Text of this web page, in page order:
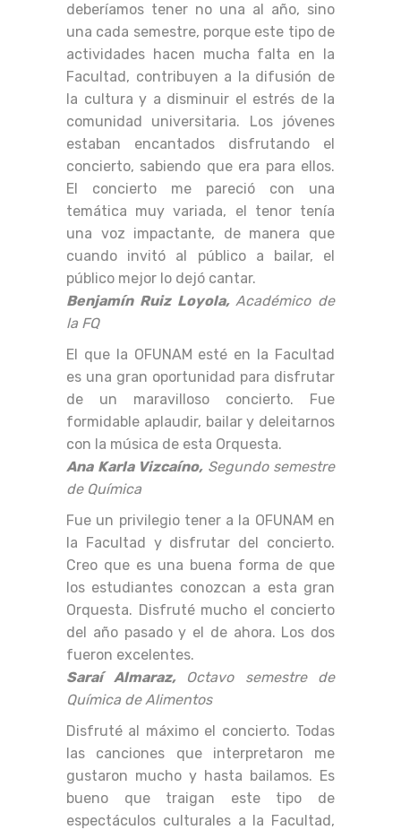
deberíamos tener no una al año, sino
una cada semestre, porque este tipo de
actividades hacen mucha falta en la
Facultad, contribuyen a la difusión de
la cultura y a disminuir el estrés de la
comunidad universitaria. Los jóvenes
estaban encantados disfrutando el
concierto, sabiendo que era para ellos.
El concierto me pareció con una
temática muy variada, el tenor tenía
una voz impactante, de manera que
cuando invitó al público a bailar, el
público mejor lo dejó cantar.
Benjamín Ruiz Loyola,Académico de
la FQ
El que la OFUNAM esté en la Facultad
es una gran oportunidad para disfrutar
de un maravilloso concierto. Fue
formidable aplaudir, bailar y deleitarnos
con la música de esta Orquesta.
Ana Karla Vizcaíno,Segundo semestre
de Química
Fue un privilegio tener a la OFUNAM en
la Facultad y disfrutar del concierto.
Creo que es una buena forma de que
los estudiantes conozcan a esta gran
Orquesta. Disfruté mucho el concierto
del año pasado y el de ahora. Los dos
fueron excelentes.
Saraí Almaraz,Octavo semestre de
Química de Alimentos
Disfruté al máximo el concierto. Todas
las canciones que interpretaron me
gustaron mucho y hasta bailamos. Es
bueno que traigan este tipo de
espectáculos culturales a la Facultad,